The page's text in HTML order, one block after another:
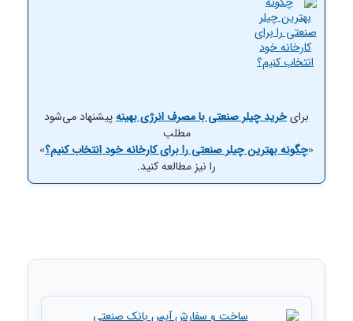
برایخرید چیلر صنعتی با مصرف انرژی بهینهپیشنهاد می‌شود
مطلب
«چگونه بهترین چیلر صنعتی را برای کارخانه خود انتخاب کنیم؟»
را نیز مطالعه کنید.